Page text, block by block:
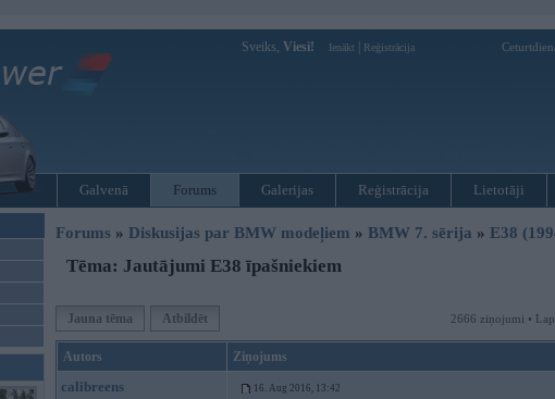
Sveiks, Viesi! Ienākt Reģistrācija
Galvenā Forums Galerijas Reģistrācija Lietotāji
Forums » Diskusijas par BMW modeļiem » BMW 7. sērija » E38
Tēma: Jautājumi E38 īpašniekiem
Jauna tēma Atbildēt 2666 ziņojumi •
Autors Ziņojums
calibreens 16. Aug 2016, 13:42